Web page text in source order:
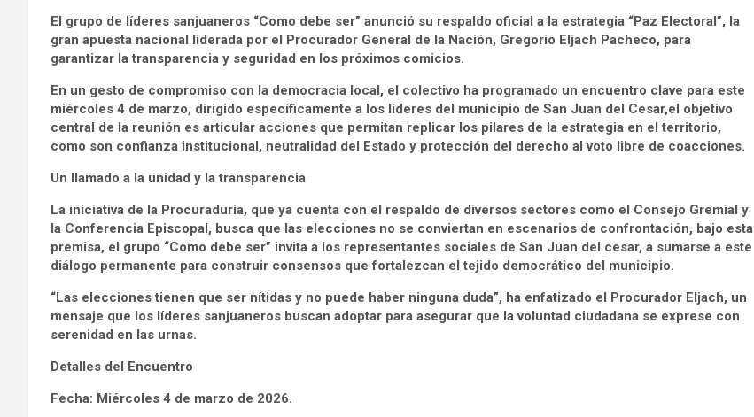
El grupo de líderes sanjuaneros “Como debe ser” anunció su respaldo oficial a la estrategia “Paz Electoral”, la
gran apuesta nacional liderada por el Procurador General de la Nación, Gregorio Eljach Pacheco, para
garantizar la transparencia y seguridad en los próximos comicios.
En un gesto de compromiso con la democracia local, el colectivo ha programado un encuentro clave para este
miércoles 4 de marzo, dirigido específicamente a los líderes del municipio de San Juan del Cesar,el objetivo
central de la reunión es articular acciones que permitan replicar los pilares de la estrategia en el territorio,
como son confianza institucional, neutralidad del Estado y protección del derecho al voto libre de coacciones.
Un llamado a la unidad y la transparencia
La iniciativa de la Procuraduría, que ya cuenta con el respaldo de diversos sectores como el Consejo Gremial y
la Conferencia Episcopal, busca que las elecciones no se conviertan en escenarios de confrontación, bajo esta
premisa, el grupo “Como debe ser” invita a los representantes sociales de San Juan del cesar, a sumarse a este
diálogo permanente para construir consensos que fortalezcan el tejido democrático del municipio.
“Las elecciones tienen que ser nítidas y no puede haber ninguna duda”, ha enfatizado el Procurador Eljach, un
mensaje que los líderes sanjuaneros buscan adoptar para asegurar que la voluntad ciudadana se exprese con
serenidad en las urnas.
Detalles del Encuentro
Fecha: Miércoles 4 de marzo de 2026.